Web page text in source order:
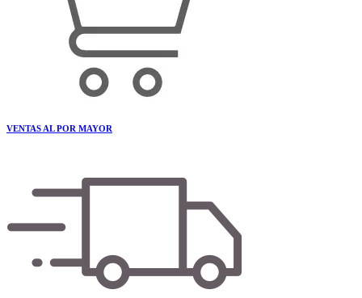
VENTAS AL POR MAYOR